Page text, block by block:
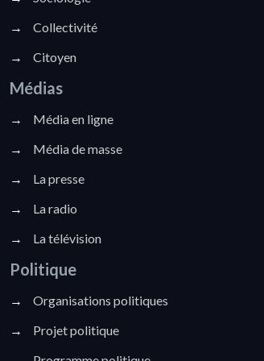
→
Collectivité
→
Citoyen
Médias
→
Média en ligne
→
Média de masse
→
La presse
→
La radio
→
La télévision
Politique
→
Organisations politiques
→
Projet politique